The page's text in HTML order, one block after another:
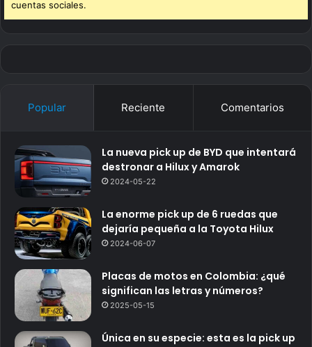
cuentas sociales.
Popular Reciente Comentarios
La nueva pick up de BYD que intentará
destronar a Hilux y Amarok
2024-05-22
La enorme pick up de 6 ruedas que
dejaría pequeña a la Toyota Hilux
2024-06-07
Placas de motos en Colombia: ¿qué
significan las letras y números?
2025-05-15
Única en su especie: esta es la pick up